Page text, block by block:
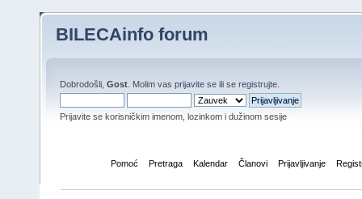
BILECAinfo forum
Dobrodošli, Gost . Molim vas prijavite se ili se registrujte
Prijavite se korisničkim imenom, lozinkom i dužinom sesije
Pomoć Pretraga Kalendar Članovi Prijavljivanje